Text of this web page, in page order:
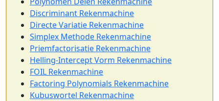
Discriminant Rekenmachine
Directe Variatie Rekenmachine
Simplex Methode Rekenmachine
Priemfactorisatie Rekenmachine
Helling-Intercept Vorm Rekenmachine
FOIL Rekenmachine
Factoring Polynomials Rekenmachine
Kubuswortel Rekenmachine